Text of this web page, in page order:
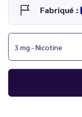
Fabriqué :